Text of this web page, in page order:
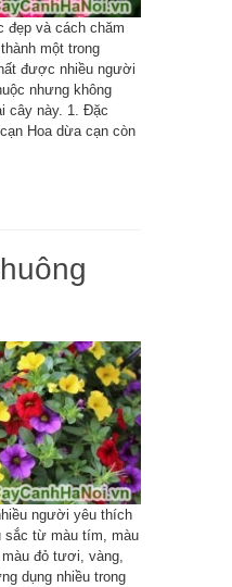
đẹp và cách chăm
một trong
được nhiều người
nhưng không
cây này. 1. Đặc
Hoa dừa cạn còn
người yêu thích
sắc từ màu tím, màu
đỏ tươi, vàng,
dụng nhiều trong